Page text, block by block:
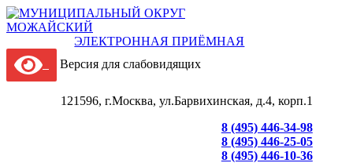
ЭЛЕКТРОННАЯ ПРИЁМНАЯ
Версия для слабовидящих
121596, г.Москва, ул.Барвихинская, д.4, корп.1
8 (495) 446-34-98
8 (495) 446-25-05
8 (495) 446-10-36